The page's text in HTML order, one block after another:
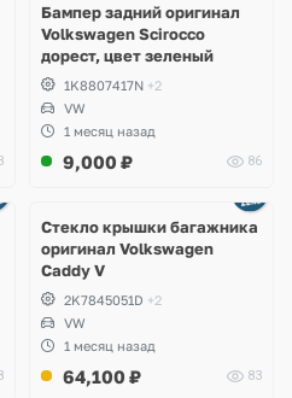
Бампер задний оригинал
Volkswagen Scirocco
дорест, цвет зеленый
1K8807417N +2
VW
1 месяц назад
9,000 ₽ 86
Стекло крышки багажника
оригинал Volkswagen
Caddy V
2K7845051D +2
VW
1 месяц назад
64,100 ₽ 83